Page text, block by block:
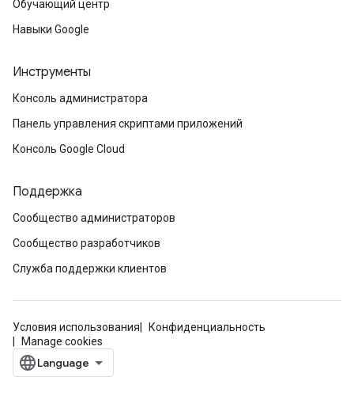
Обучающий центр
Навыки Google
Инструменты
Консоль администратора
Панель управления скриптами приложений
Консоль Google Cloud
Поддержка
Сообщество администраторов
Сообщество разработчиков
Служба поддержки клиентов
Условия использования
Конфиденциальность
Manage cookies